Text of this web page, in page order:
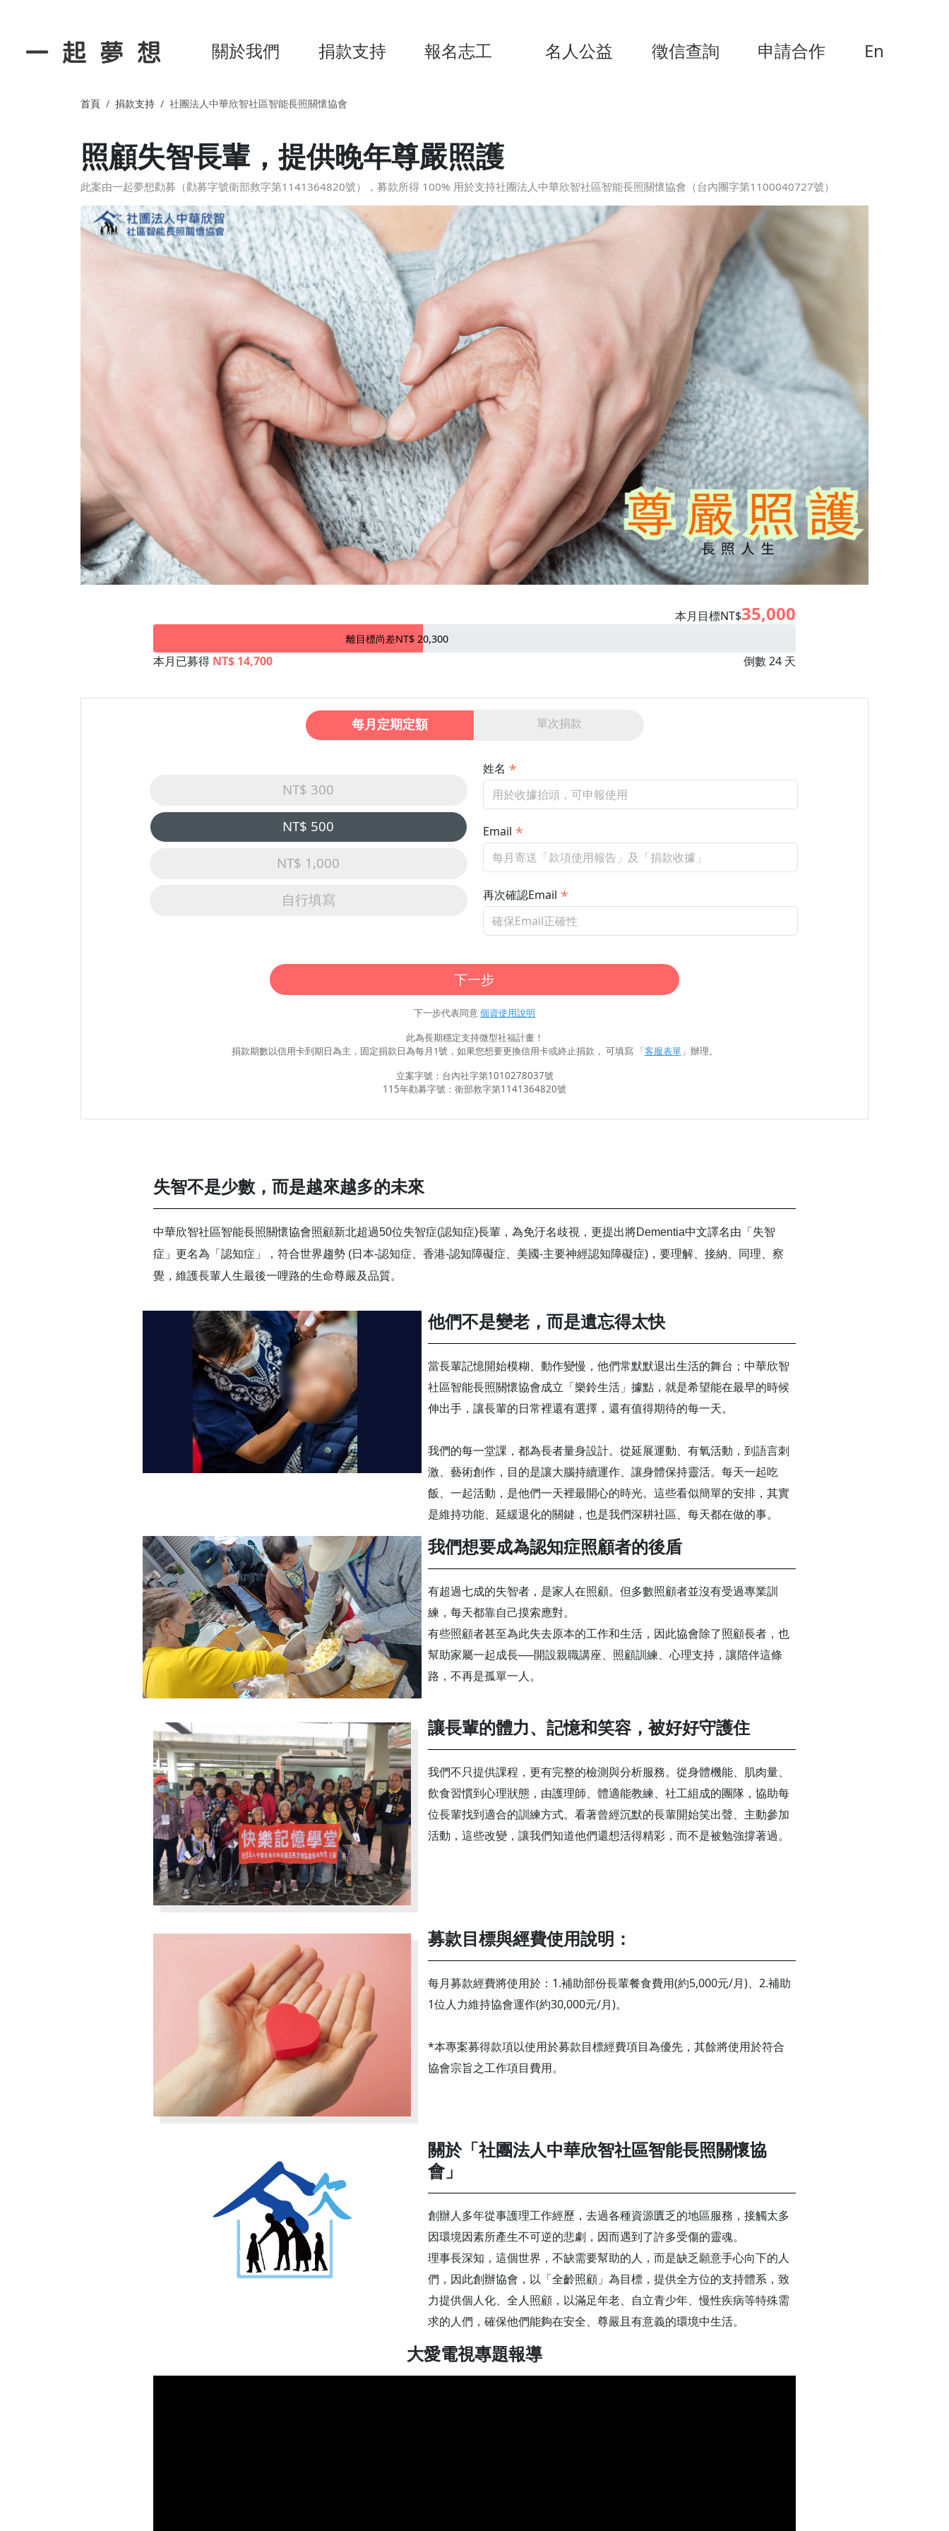
關於我們 捐款支持 報名志工 名人公益 徵信查詢 申請合作 En
首頁 捐款支持 社團法人中華欣智社區智能長照關懷協會
照顧失智長輩，提供晚年尊嚴照護
此案由一起夢想勸募（勸募字號衛部救字第1141364820號），募款所得 100% 用於支持社團法人中華欣智社區智能長照關懷協會（台內團字第1100040727號）
本月目標NT$35,000
離目標尚差NT$ 20,300
本月已募得 NT$ 14,700 倒數 24 天
每月定期定額 單次捐款
NT$ 300
NT$ 500
NT$ 1,000
自行填寫
姓名
Email
再次確認Email
下一步
下一步代表同意個資使用說明
此為長期穩定支持微型社福計畫！
捐款期數以信用卡到期日為主，固定捐款日為每月1號，如果您想要更換信用卡或終止捐款， 可填寫 「客服表單」辦理。
立案字號：台內社字第1010278037號
115年勸募字號：衛部救字第1141364820號
失智不是少數，而是越來越多的未來
中華欣智社區智能長照關懷協會照顧新北超過50位失智症(認知症)長輩，為免汙名歧視， 更提出將Dementia中文譯名由「失智
症」更名為「認知症」，符合世界趨勢 (日本-認知症、香港-認知障礙症、美國-主要神經認知障礙症) ，要理解、接納、同理、察
覺，維護長輩人生最後一哩路的生命尊嚴及品質。
他們不是變老，而是遺忘得太快
當長輩記憶開始模糊、動作變慢，他們常默默退出生活的舞台；中華欣智
社區智能長照關懷協會成立「樂鈴生活」據點，就是希望能在最早的時候
伸出手，讓長輩的日常裡還有選擇，還有值得期待的每一天。
我們的每一堂課，都為長者量身設計。從延展運動、有氧活動，到語言刺
激、藝術創作，目的是讓大腦持續運作、讓身體保持靈活。每天一起吃
飯、一起活動，是他們一天裡最開心的時光。這些看似簡單的安排，其實
是維持功能、延緩退化的關鍵，也是我們深耕社區、每天都在做的事。
我們想要成為認知症照顧者的後盾
有超過七成的失智者，是家人在照顧。但多數照顧者並沒有受過專業訓
練，每天都靠自己摸索應對。
有些照顧者甚至為此失去原本的工作和生活，因此協會除了照顧長者，也
幫助家屬一起成長──開設親職講座、照顧訓練、心理支持，讓陪伴這條
路，不再是孤單一人。
讓長輩的體力、記憶和笑容，被好好守護住
我們不只提供課程，更有完整的檢測與分析服務。從身體機能、肌肉量、
飲食習慣到心理狀態，由護理師、體適能教練、社工組成的團隊，協助每
位長輩找到適合的訓練方式。看著曾經沉默的長輩開始笑出聲、主動參加
活動，這些改變，讓我們知道他們還想活得精彩，而不是被勉強撐著過。
募款目標與經費使用說明：
每月募款經費將使用於：1.補助部份長輩餐食費用(約5,000元/月)、2.補助
1位人力維持協會運作(約30,000元/月)。
*本專案募得款項以使用於募款目標經費項目為優先，其餘將使用於符合
協會宗旨之工作項目費用。
關於「社團法人中華欣智社區智能長照關懷協
會」
創辦人多年從事護理工作經歷，去過各種資源匱乏的地區服務，接觸太多
因環境因素所產生不可逆的悲劇，因而遇到了許多受傷的靈魂。
理事長深知，這個世界，不缺需要幫助的人，而是缺乏願意手心向下的人
們，因此創辦協會，以「全齡照顧」為目標，提供全方位的支持體系，致
力提供個人化、全人照顧，以滿足年老、自立青少年、慢性疾病等特殊需
求的人們，確保他們能夠在安全、尊嚴且有意義的環境中生活。
大愛電視專題報導